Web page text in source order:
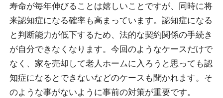
寿命が毎年伸びることは嬉しいことですが、同時に将
来認知症になる確率も高まっています。認知症になる
と判断能力が低下するため、法的な契約関係の手続き
が自分できなくなります。今回のようなケースだけで
なく、家を売却して老人ホームに入ろうと思っても認
知症になるとできないなどのケースも聞かれます。そ
のような事がないように事前の対策が重要です。